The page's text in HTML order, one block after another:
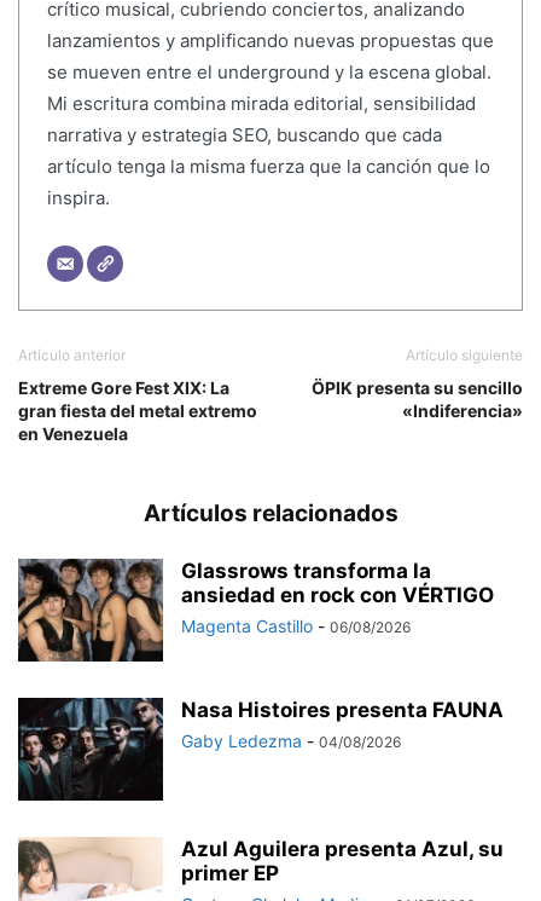
crítico musical, cubriendo conciertos, analizando
lanzamientos y amplificando nuevas propuestas que
se mueven entre el underground y la escena global.
Mi escritura combina mirada editorial, sensibilidad
narrativa y estrategia SEO, buscando que cada
artículo tenga la misma fuerza que la canción que lo
inspira.
Artículo anterior
Extreme Gore Fest XIX: La
gran fiesta del metal extremo
en Venezuela
Artículo siguiente
ÖPIK presenta su sencillo
«Indiferencia»
Artículos relacionados
Glassrows transforma la
ansiedad en rock con VÉRTIGO
Magenta Castillo - 06/08/2026
Nasa Histoires presenta FAUNA
Gaby Ledezma - 04/08/2026
Azul Aguilera presenta Azul, su
primer EP